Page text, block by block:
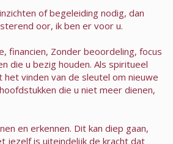
of begeleiding nodig, dan
oor, ik ben er voor u.
financien, Zonder beoordeling, focus
die u bezig houden. Als spiritueel
het vinden van de sleutel om nieuwe
die u niet meer dienen,
en erkennen. Dit kan diep gaan,
jezelf is uiteindelijk de kracht dat